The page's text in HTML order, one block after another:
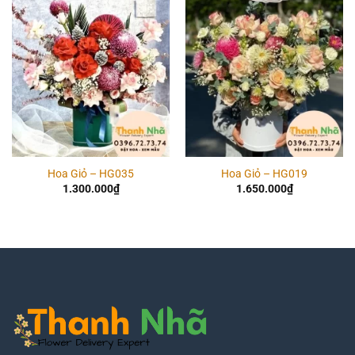
Add to
wishlist
Hoa Giỏ – HG035
1.300.000₫
Add to
wishlist
Hoa Giỏ – HG019
1.650.000₫